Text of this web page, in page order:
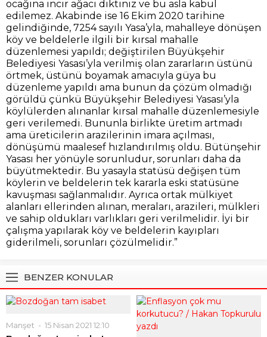
ocağına incir ağacı diktiniz ve bu asla kabul
edilemez. Akabinde ise 16 Ekim 2020 tarihine
gelindiğinde, 7254 sayılı Yasa’yla, mahalleye dönüşen
köy ve beldelerle ilgili bir kırsal mahalle
düzenlemesi yapıldı; değiştirilen Büyükşehir
Belediyesi Yasası’yla verilmiş olan zararların üstünü
örtmek, üstünü boyamak amacıyla güya bu
düzenleme yapıldı ama bunun da çözüm olmadığı
görüldü çünkü Büyükşehir Belediyesi Yasası’yla
köylülerden alınanlar kırsal mahalle düzenlemesiyle
geri verilemedi. Bununla birlikte üretim artmadı
ama üreticilerin arazilerinin imara açılması,
dönüşümü maalesef hızlandırılmış oldu. Bütünşehir
Yasası her yönüyle sorunludur, sorunları daha da
büyütmektedir. Bu yasayla statüsü değişen tüm
köylerin ve beldelerin tek kararla eski statüsüne
kavuşması sağlanmalıdır. Ayrıca ortak mülkiyet
alanları ellerinden alınan, meraları, arazileri, mülkleri
ve sahip oldukları varlıkları geri verilmelidir. İyi bir
çalışma yapılarak köy ve beldelerin kayıpları
giderilmeli, sorunları çözülmelidir.”
BENZER KONULAR
Manşet 15 Nisan 2021 12:10